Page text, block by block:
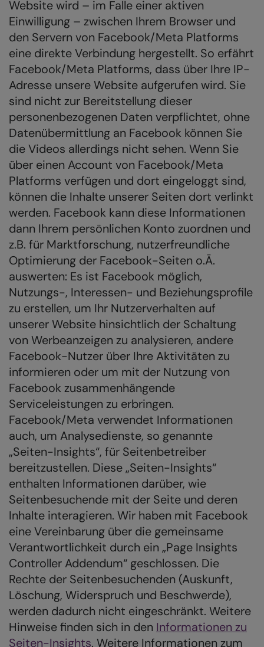
Website wird – im Falle einer aktiven
Einwilligung – zwischen Ihrem Browser und
den Servern von Facebook/Meta Platforms
eine direkte Verbindung hergestellt. So erfährt
Facebook/Meta Platforms, dass über Ihre IP-
Adresse unsere Website aufgerufen wird. Sie
sind nicht zur Bereitstellung dieser
personenbezogenen Daten verpflichtet, ohne
Datenübermittlung an Facebook können Sie
die Videos allerdings nicht sehen. Wenn Sie
über einen Account von Facebook/Meta
Platforms verfügen und dort eingeloggt sind,
können die Inhalte unserer Seiten dort verlinkt
werden. Facebook kann diese Informationen
dann Ihrem persönlichen Konto zuordnen und
z.B. für Marktforschung, nutzerfreundliche
Optimierung der Facebook-Seiten o.Ä.
auswerten: Es ist Facebook möglich,
Nutzungs-, Interessen- und Beziehungsprofile
zu erstellen, um Ihr Nutzerverhalten auf
unserer Website hinsichtlich der Schaltung
von Werbeanzeigen zu analysieren, andere
Facebook-Nutzer über Ihre Aktivitäten zu
informieren oder um mit der Nutzung von
Facebook zusammenhängende
Serviceleistungen zu erbringen.
Facebook/Meta verwendet Informationen
auch, um Analysedienste, so genannte
„Seiten-Insights“, für Seitenbetreiber
bereitzustellen. Diese „Seiten-Insights“
enthalten Informationen darüber, wie
Seitenbesuchende mit der Seite und deren
Inhalte interagieren. Wir haben mit Facebook
eine Vereinbarung über die gemeinsame
Verantwortlichkeit durch ein „Page Insights
Controller Addendum“ geschlossen. Die
Rechte der Seitenbesuchenden (Auskunft,
Löschung, Widerspruch und Beschwerde),
werden dadurch nicht eingeschränkt. Weitere
Hinweise finden sich in den Informationen zu
Seiten-Insights. Weitere Informationen zum